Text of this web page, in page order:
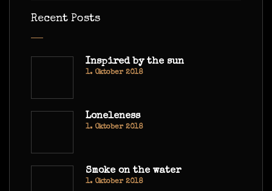
Recent Posts
Inspired by the sun
1. Oktober 2018
Loneleness
1. Oktober 2018
Smoke on the water
1. Oktober 2018